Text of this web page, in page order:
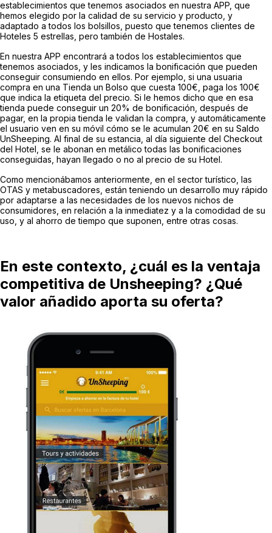
establecimientos que tenemos asociados en nuestra APP, que
hemos elegido por la calidad de su servicio y producto, y
adaptado a todos los bolsillos, puesto que tenemos clientes de
Hoteles 5 estrellas, pero también de Hostales.
En nuestra APP encontrará a todos los establecimientos que
tenemos asociados, y les indicamos la bonificación que pueden
conseguir consumiendo en ellos. Por ejemplo, si una usuaria
compra en una Tienda un Bolso que cuesta 100€, paga los 100€
que indica la etiqueta del precio. Si le hemos dicho que en esa
tienda puede conseguir un 20% de bonificación, después de
pagar, en la propia tienda le validan la compra, y automáticamente
el usuario ven en su móvil cómo se le acumulan 20€ en su Saldo
UnSheeping. Al final de su estancia, al día siguiente del Checkout
del Hotel, se le abonan en metálico todas las bonificaciones
conseguidas, hayan llegado o no al precio de su Hotel.
Como mencionábamos anteriormente, en el sector turístico, las
OTAS y metabuscadores, están teniendo un desarrollo muy rápido
por adaptarse a las necesidades de los nuevos nichos de
consumidores, en relación a la inmediatez y a la comodidad de su
uso, y al ahorro de tiempo que suponen, entre otras cosas.
En este contexto, ¿cuál es la ventaja
competitiva de Unsheeping? ¿Qué
valor añadido aporta su oferta?